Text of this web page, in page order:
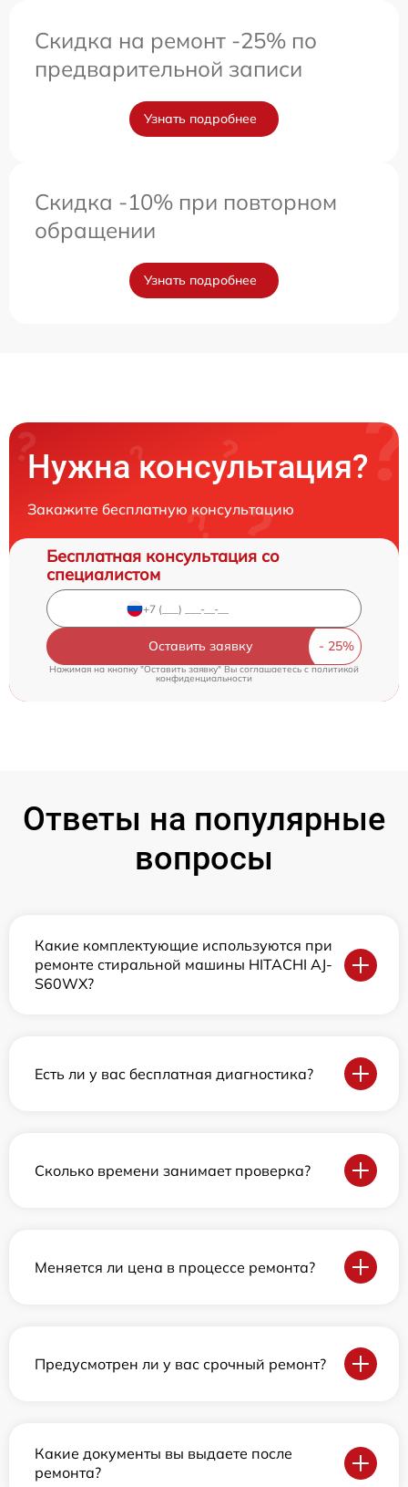
Скидка на ремонт -25% по
предварительной записи
Узнать подробнее
Скидка -10% при повторном
обращении
Узнать подробнее
Нужна консультация?
Закажите бесплатную консультацию
Бесплатная консультация со
специалистом
Оставить заявку
Нажимая на кнопку "Оставить заявку" Вы соглашаетесь cполитикой
конфиденциальности
Ответы на популярные
вопросы
Какие комплектующие используются при
ремонте стиральной машины HITACHI AJ-
S60WX?
Есть ли у вас бесплатная диагностика?
Сколько времени занимает проверка?
Меняется ли цена в процессе ремонта?
Предусмотрен ли у вас срочный ремонт?
Какие документы вы выдаете после
ремонта?